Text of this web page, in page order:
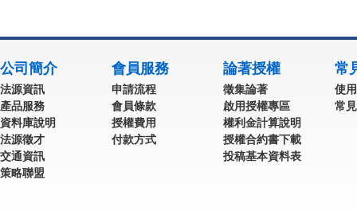
公司簡介
法源資訊
產品服務
資料庫說明
法源徵才
交通資訊
策略聯盟
會員服務
申請流程
會員條款
授權費用
付款方式
論著授權
徵集論著
啟用授權專區
權利金計算說明
授權合約書下載
投稿基本資料表
常
使
常